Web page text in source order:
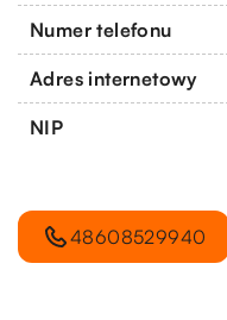
Numer telefonu
Adres internetowy
NIP
48608529940